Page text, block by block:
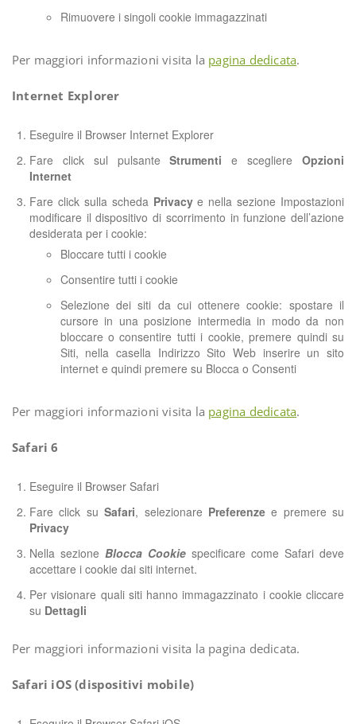
Rimuovere i singoli cookie immagazzinati
Per maggiori informazioni visita la pagina dedicata.
Internet Explorer
Eseguire il Browser Internet Explorer
Fare click sul pulsanteStrumentie scegliereOpzioni
Internet
Fare click sulla scheda Privacye nella sezione Impostazioni
modificare il dispositivo di scorrimento in funzione dell’azione
desiderata per i cookie:
Bloccare tutti i cookie
Consentire tutti i cookie
Selezione dei siti da cui ottenere cookie: spostare il
cursore in una posizione intermedia in modo da non
bloccare o consentire tutti i cookie, premere quindi su
Siti, nella casella Indirizzo Sito Web inserire un sito
internet e quindi premere su Blocca o Consenti
Per maggiori informazioni visita la pagina dedicata.
Safari 6
Eseguire il Browser Safari
Fare click suSafari, selezionare Preferenzee premere su
Privacy
Nella sezione Blocca Cookie specificare come Safari deve
accettare i cookie dai siti internet.
Per visionare quali siti hanno immagazzinato i cookie cliccare
su Dettagli
Per maggiori informazioni visita la pagina dedicata.
Safari iOS (dispositivi mobile)